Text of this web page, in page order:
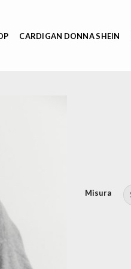
CARDIGAN DONNA SHEIN
Misura